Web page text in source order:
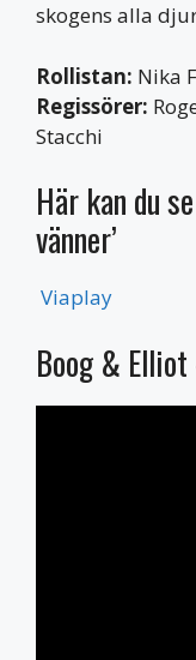
skogens alla
Rollistan: Nika
Regissörer:
Stacchi
Här kan du
vänner’
Viaplay
Boog &